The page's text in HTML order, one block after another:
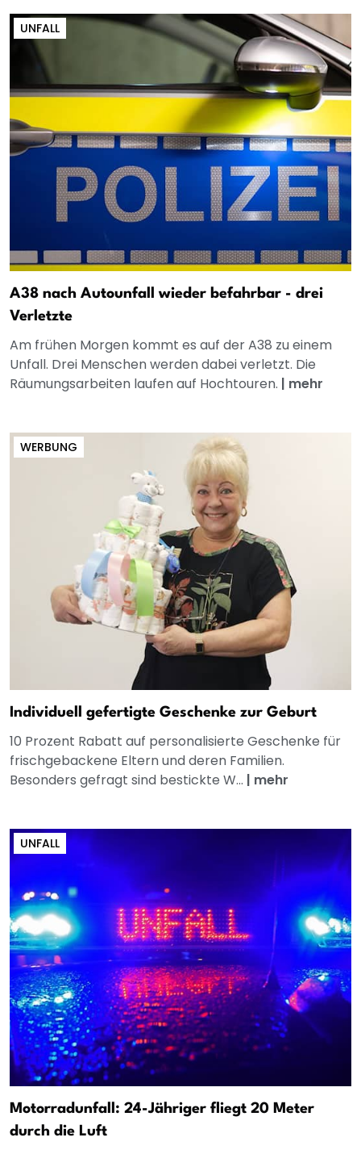
UNFALL
A38 nach Autounfall wieder befahrbar - drei
Verletzte
Am frühen Morgen kommt es auf der A38 zu einem
Unfall. Drei Menschen werden dabei verletzt. Die
Räumungsarbeiten laufen auf Hochtouren. | mehr
WERBUNG
Individuell gefertigte Geschenke zur Geburt
10 Prozent Rabatt auf personalisierte Geschenke für
frischgebackene Eltern und deren Familien.
Besonders gefragt sind bestickte W... | mehr
UNFALL
Motorradunfall: 24-Jähriger fliegt 20 Meter
durch die Luft